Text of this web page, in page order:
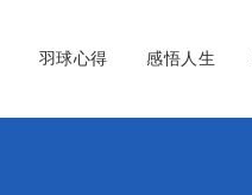
羽球心得 感悟人生